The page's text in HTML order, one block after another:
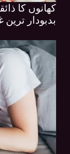
کھانوں کا
بدبودار